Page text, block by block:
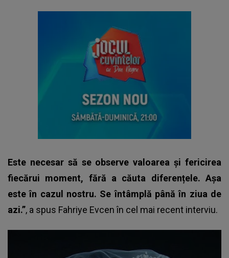
Este necesar să se observe valoarea și fericirea
fiecărui moment, fără a căuta diferențele. Așa
este în cazul nostru. Se întâmplă până în ziua de
azi.”, a spus Fahriye Evcen în cel mai recent interviu.